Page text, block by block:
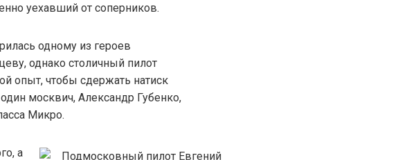
уехавший от соперников.
одному из героев
однако столичный пилот
опыт, чтобы сдержать натиск
москвич, Александр Губенко,
Микро.
а